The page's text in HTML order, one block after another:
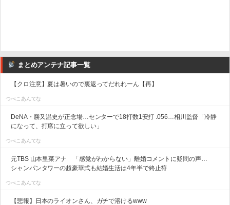
まとめアンテナ記事一覧
【クロ注意】夏は暑いので裏返ってだれれーん【再】
つべこあんてな
DeNA・勝又温史が正念場…センターで18打数1安打 .056…相川監督「冷静
になって、打席に立って欲しい」
つべこあんてな
元TBS 山本里菜アナ 「感覚がわからない」離婚コメントに疑問の声…
シャンパンタワーの超豪華式も結婚生活は4年半で終止符
つべこあんてな
【悲報】日本のライオンさん、ガチで溶けるwww